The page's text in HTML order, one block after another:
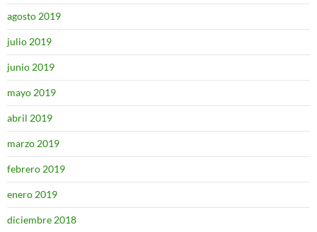
agosto 2019
julio 2019
junio 2019
mayo 2019
abril 2019
marzo 2019
febrero 2019
enero 2019
diciembre 2018